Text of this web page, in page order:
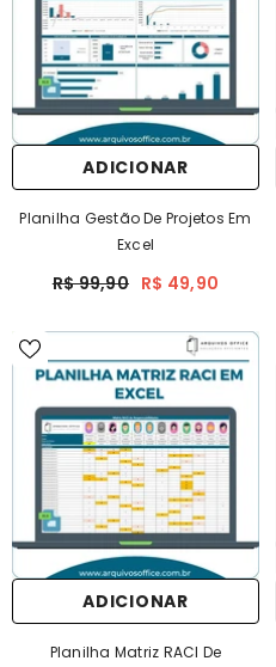
ADICIONAR
Planilha Gestão De Projetos Em
Excel
R$ 99,90 R$ 49,90
ADICIONAR
Planilha Matriz RACI De